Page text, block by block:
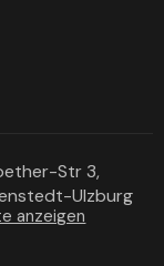
Str 3,
Ulzburg
anzeigen